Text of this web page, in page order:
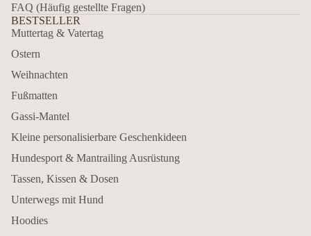
FAQ (Häufig gestellte Fragen)
BESTSELLER
Muttertag & Vatertag
Ostern
Weihnachten
Fußmatten
Gassi-Mantel
Kleine personalisierbare Geschenkideen
Hundesport & Mantrailing Ausrüstung
Tassen, Kissen & Dosen
Unterwegs mit Hund
Hoodies